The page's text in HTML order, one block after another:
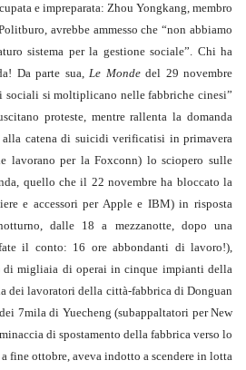
e impreparata: Zhou Yongkang, membro
avrebbe ammesso che “non abbiamo
sistema per la gestione sociale”. Chi ha
Da parte sua,Le Mondedel 29 novembre
sociali si moltiplicano nelle fabbriche cinesi”
proteste, mentre rallenta la domanda
catena di suicidi verificatisi in primavera
lavorano per la Foxconn) lo sciopero sulle
quello che il 22 novembre ha bloccato la
e accessori per Apple e IBM) in risposta
dalle 18 a mezzanotte, dopo una
il conto: 16 ore abbondanti di lavoro!),
di migliaia di operai in cinque impianti della
dei lavoratori della città-fabbrica di Donguan
7mila di Yuecheng (subappaltatori per New
di spostamento della fabbrica verso lo
fine ottobre, aveva indotto a scendere in lotta